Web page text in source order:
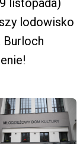
listopada)
lodowisko
Burloch